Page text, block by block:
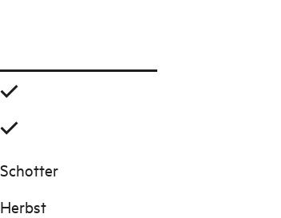
Schotter
Herbst